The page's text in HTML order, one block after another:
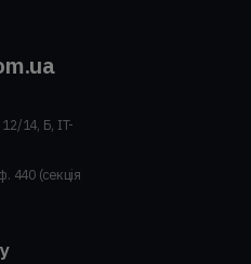
14, Б, IT-
440 (секція